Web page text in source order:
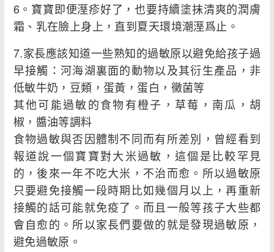
6。寶寶即便溼疹好了，也要持續塗抹清爽的潤膚
霜、乳在臉上身上，直到夏天環境潮溼爲止。
7.家長應該知道一些熟知的過敏原以避免給孩子過
早接觸：河海湖裏面的動物以及其衍生產品，非
低敏牛奶，豆類，蛋黃，蛋白，黴菌等
其他可能過敏的食物有橙子，草莓，南瓜，胡
椒，醬油等調料
食物過敏與否因體制不同而有所差別，曾經看到
報道說一個寶寶對大米過敏，這個是比較罕見
的，後來一年不吃大米，不治而愈。所以過敏原
只要避免接觸一段時期比如幾個月以上，再重新
接觸的話可能就免疫了。而且一般等孩子大些都
會自愈的。所以家長們要做的就是發現過敏原，
避免過敏原。